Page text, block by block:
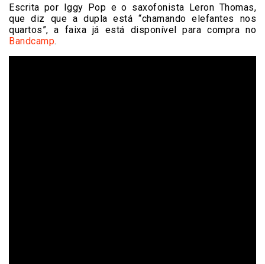
Escrita por Iggy Pop e o saxofonista Leron Thomas,
que diz que a dupla está “chamando elefantes nos
quartos”, a faixa já está disponível para compra no
Bandcamp.